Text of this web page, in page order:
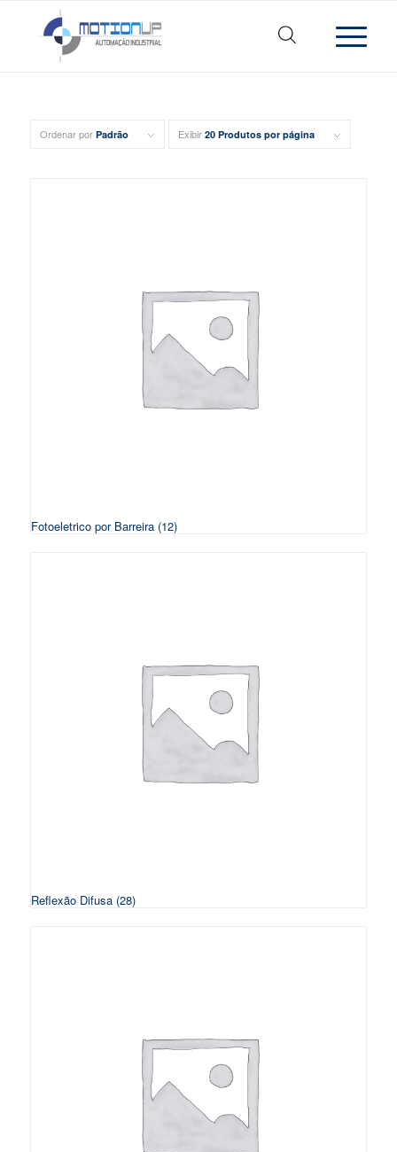
Ordenar por Padrão Exibir 20 Produtos por página
Fotoeletrico por Barreira (12)
Reflexão Difusa (28)